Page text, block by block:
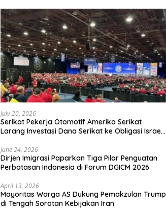
July 20, 2026
Serikat Pekerja Otomotif Amerika Serikat
Larang Investasi Dana Serikat ke Obligasi Israel,
June 24, 2026
Dirjen Imigrasi Paparkan Tiga Pilar Penguatan
Perbatasan Indonesia di Forum DGICM 2026
April 13, 2026
Mayoritas Warga AS Dukung Pemakzulan Trump
di Tengah Sorotan Kebijakan Iran